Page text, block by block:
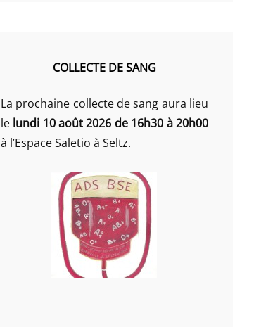
COLLECTE DE SANG
La prochaine collecte de sang aura lieu
le lundi 10 août 2026 de 16h30 à 20h00
à l’Espace Saletio à Seltz.